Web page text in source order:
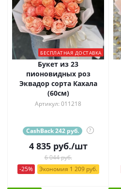
БЕСПЛАТНАЯ ДОСТАВКА
Букет из 23
пионовидных роз
Эквадор сорта Кахала
(60см)
Артикул: 011218
CashBack 242 руб. ?
4 835руб./шт
6 044 руб.
-25%
Экономия 1 209 руб.